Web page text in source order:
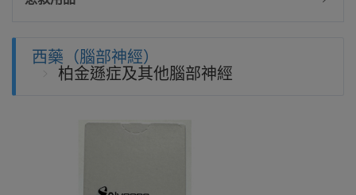
西藥（腦部神經）
柏金遜症及其他腦部神經